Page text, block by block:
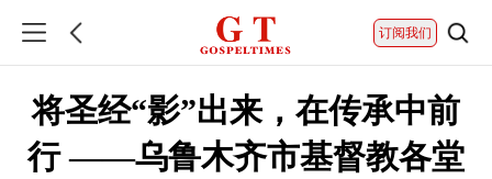
订阅我们
将圣经“影”出来，在传承中前
行 ——乌鲁木齐市基督教各堂